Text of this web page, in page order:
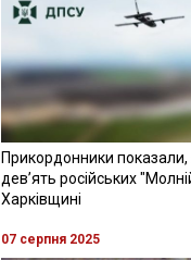
Прикордонники
девʼять російських
Харківщині
07 серпня 2025